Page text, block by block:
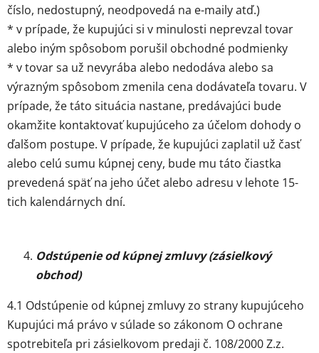
číslo, nedostupný, neodpovedá na e-maily atď.)
* v prípade, že kupujúci si v minulosti neprevzal tovar
alebo iným spôsobom porušil obchodné podmienky
* v tovar sa už nevyrába alebo nedodáva alebo sa
výrazným spôsobom zmenila cena dodávateľa tovaru. V
prípade, že táto situácia nastane, predávajúci bude
okamžite kontaktovať kupujúceho za účelom dohody o
ďalšom postupe. V prípade, že kupujúci zaplatil už časť
alebo celú sumu kúpnej ceny, bude mu táto čiastka
prevedená späť na jeho účet alebo adresu v lehote 15-
tich kalendárnych dní.
Odstúpenie od kúpnej zmluvy (zásielkový
obchod)
4.1 Odstúpenie od kúpnej zmluvy zo strany kupujúceho
Kupujúci má právo v súlade so zákonom O ochrane
spotrebiteľa pri zásielkovom predaji č. 108/2000 Z.z.